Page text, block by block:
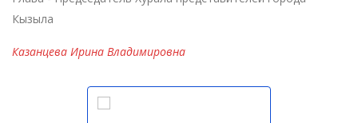
Кызыла
Казанцева Ирина Владимировна